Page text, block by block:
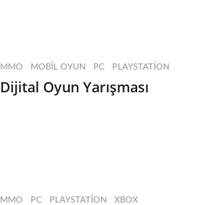
MMO ,MOBIL OYUN ,PC ,PLAYSTATION
Dijital Oyun Yarışması
MMO ,PC ,PLAYSTATION ,XBOX